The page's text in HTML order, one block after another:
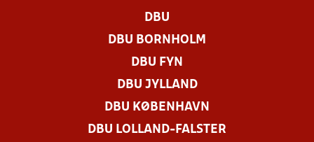
DBU
DBU BORNHOLM
DBU FYN
DBU JYLLAND
DBU KØBENHAVN
DBU LOLLAND-FALSTER